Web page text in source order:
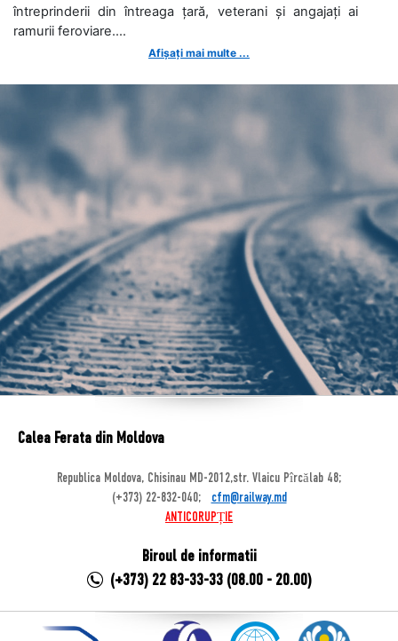
întreprinderii din întreaga țară, veterani și angajați ai
ramurii feroviare....
Afișați mai multe ...
Calea Ferata din Moldova
Republica Moldova, Chisinau MD-2012,str. Vlaicu Pîrcălab 48;
(+373) 22-832-040;
cfm@railway.md
ANTICORUPȚIE
Biroul de informatii
(+373) 22 83-33-33 (08.00 - 20.00)